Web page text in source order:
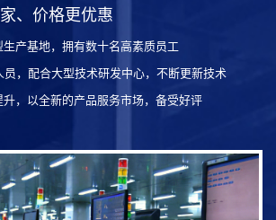
、价格更优惠
生产基地，拥有数十名高素质员工
员，配合大型技术研发中心，不断更新技术
，以全新的产品服务市场，备受好评